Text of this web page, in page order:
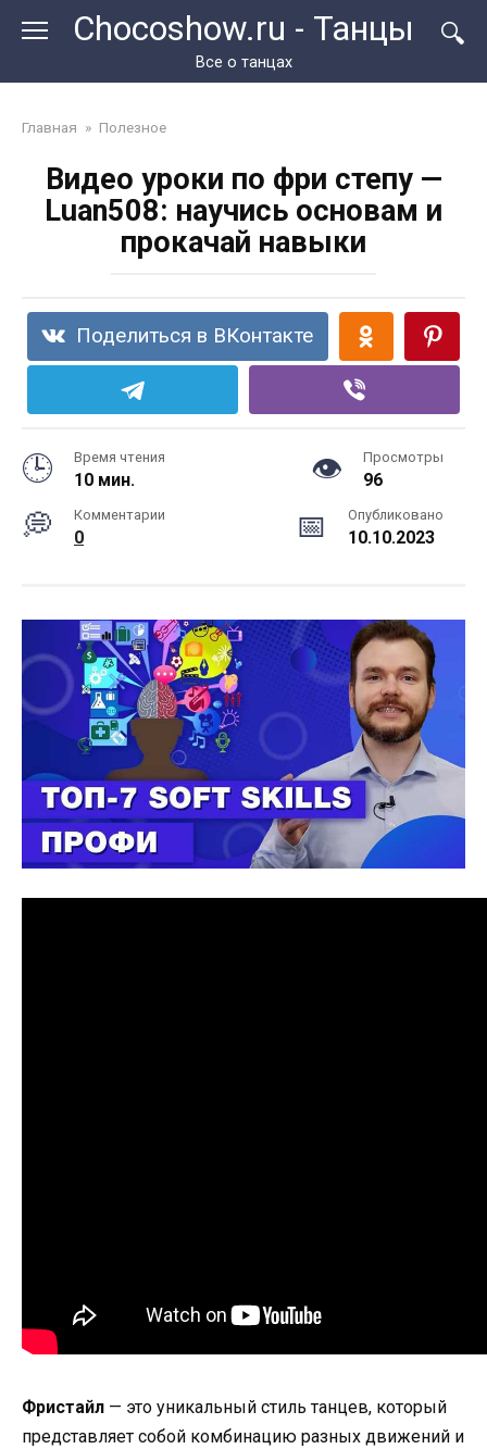
Chocoshow.ru - Танцы
Все о танцах
Главная » Полезное
Видео уроки по фри степу —
Luan508: научись основам и
прокачай навыки
Поделиться в ВКонтакте
Время чтения
10 мин.
Просмотры
96
Комментарии
0
Опубликовано
10.10.2023
Фристайл — это уникальный стиль танцев, который
представляет собой комбинацию разных движений и